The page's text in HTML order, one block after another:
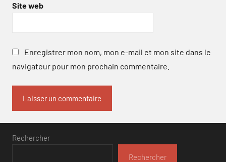
Site web
Enregistrer mon nom, mon e-mail et mon site dans le
navigateur pour mon prochain commentaire.
Rechercher
Rechercher